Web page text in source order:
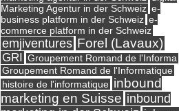
Marketing Agentur in der Schweiz e-
business platform in der Schweiz e-
commerce platform in der Schweiz
emjiventures Forel (Lavaux)
GRI Groupement Romand de l'Informa
Groupement Romand de l'Informatique
histoire de l'informatique inbound
marketing en Suisse inbound